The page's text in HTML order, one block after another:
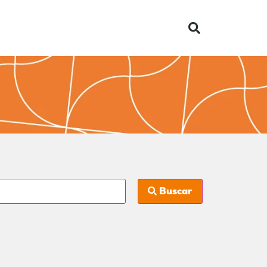
Buscar